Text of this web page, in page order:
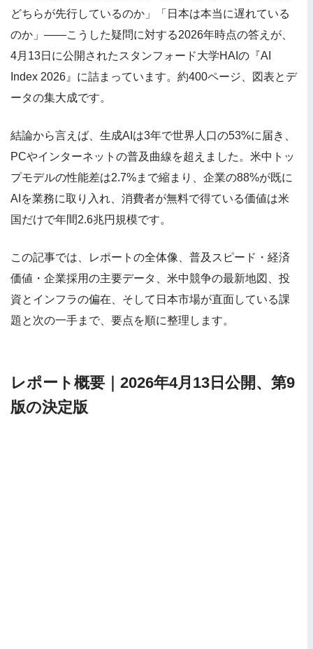
どちらが先行しているのか」「日本は本当に遅れている
のか」——こうした疑問に対する2026年時点の答えが、
4月13日に公開されたスタンフォード大学HAIの『AI
Index 2026』に詰まっています。約400ページ、図表とデ
ータの集大成です。
結論から言えば、生成AIは3年で世界人口の53%に届き、
PCやインターネットの普及曲線を超えました。米中トッ
プモデルの性能差は2.7%まで縮まり、企業の88%が既に
AIを業務に取り入れ、消費者が無料で得ている価値は米
国だけで年間2.6兆円規模です。
この記事では、レポートの全体像、普及スピード・経済
価値・企業採用の主要データ、米中競争の最新地図、投
資とインフラの偏在、そして日本市場が直面している課
題と次の一手まで、要点を順に整理します。
レポート概要｜2026年4月13日公開、第9
版の決定版